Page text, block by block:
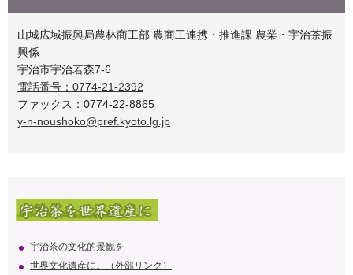
山城広域振興局農林商工部 農商工連携・推進課 農業・宇治茶振
興係
宇治市宇治若森7-6
電話番号：0774-21-2392
ファックス：0774-22-8865
y-n-noushoko@pref.kyoto.lg.jp
宇治茶の文化的景観を
世界文化遺産に。（外部リンク）